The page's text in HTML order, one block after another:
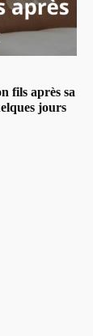
fils après sa
jours